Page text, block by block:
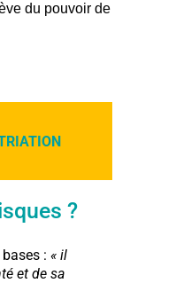
du pouvoir de
?
: « il
et de sa